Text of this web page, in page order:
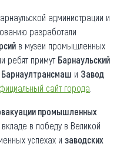
администрации и
разработали
в музеи промышленных
ребят примут Барнаульский
Барнаултрансмаш и Завод
сайт города
промышленных
вкладе в победу в Великой
успехах и заводских